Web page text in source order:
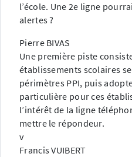
l’école. Une 2e ligne
alertes ?
Pierre BIVAS
Une première piste
établissements scolaires
périmètres PPI, puis
particulière pour ces
l’intérêt de la ligne
mettre le répondeur.
v
Francis VUIBERT